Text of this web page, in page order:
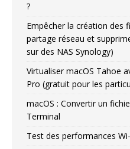
?
Empêcher la création des
partage réseau et
sur des NAS Synology)
Virtualiser macOS Tahoe
Pro (gratuit pour les
macOS : Convertir un
Terminal
Test des performances